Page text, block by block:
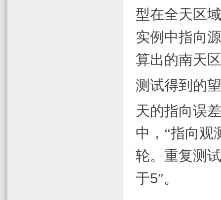
型在全天区
实例中指向
算出的南天
测试得到的
天的指向误
中，“指向观
轮。重复测
于5″。